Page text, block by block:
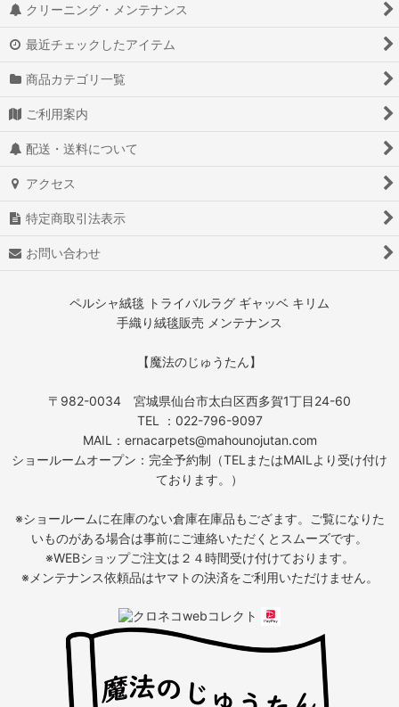
クリーニング・メンテナンス
最近チェックしたアイテム
商品カテゴリ一覧
ご利用案内
配送・送料について
アクセス
特定商取引法表示
お問い合わせ
ペルシャ絨毯 トライバルラグ ギャッベ キリム
手織り絨毯販売 メンテナンス
【魔法のじゅうたん】
〒982-0034 宮城県仙台市太白区西多賀1丁目24-60
TEL ：022-796-9097
MAIL：ernacarpets@mahounojutan.com
ショールームオープン：完全予約制（TELまたはMAILより受け付け
ております。）
※ショールームに在庫のない倉庫在庫品もござます。ご覧になりた
いものがある場合は事前にご連絡いただくとスムーズです。
※WEBショップご注文は２４時間受け付けております。
※メンテナンス依頼品はヤマトの決済をご利用いただけません。